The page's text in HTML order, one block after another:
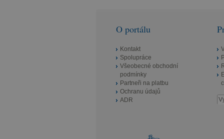
O portálu
Kontakt
Spolupráce
Všeobecné obchodní
podmínky
Partneři na platbu
Ochranu údajů
ADR